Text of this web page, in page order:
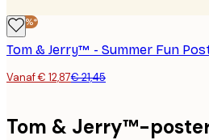
-40%*
Tom & Jerry™ - Summer Fun
Vanaf € 12,87€ 21,45
Tom & Jerry™-